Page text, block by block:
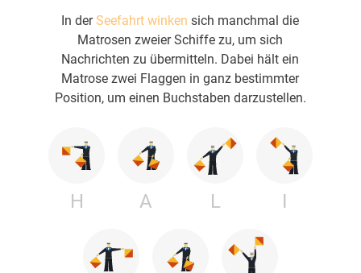
In derSeefahrt winken sich manchmal die
Matrosen zweier Schiffe zu, um sich
Nachrichten zu übermitteln. Dabei hält ein
Matrose zwei Flaggen in ganz bestimmter
Position, um einen Buchstaben darzustellen.
H A L I